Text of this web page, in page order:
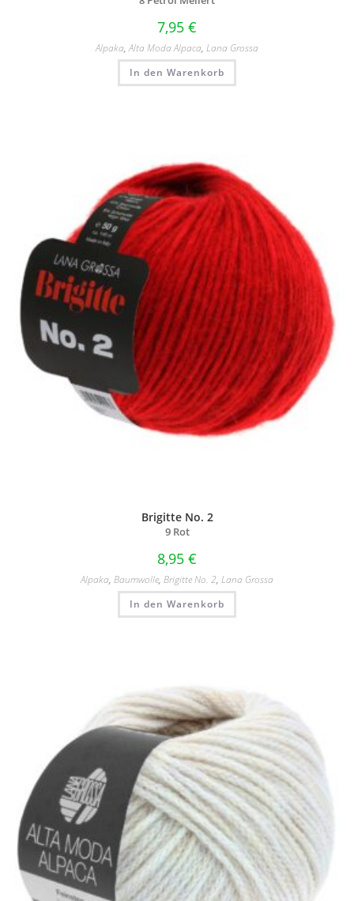
7,95 €
Alpaka,Alta Moda Alpaca, Lana Grossa
In den Warenkorb
Brigitte No. 2
9 Rot
8,95 €
Alpaka, Baumwolle, Brigitte No. 2, Lana Grossa
In den Warenkorb